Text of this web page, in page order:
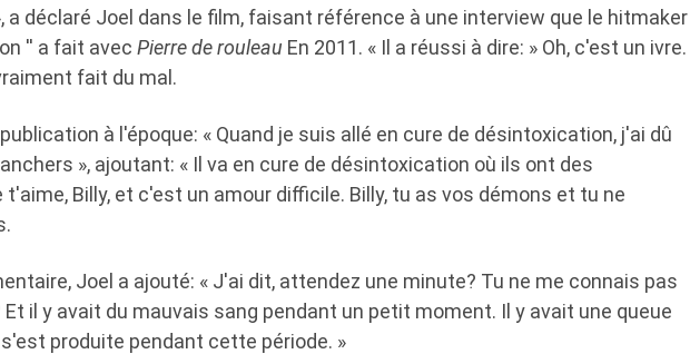
a déclaré Joel dans le film, faisant référence à une interview que le hitmaker
'' a fait avec Pierre de rouleau En 2011. « Il a réussi à dire: » Oh, c'est un ivre.
fait du mal.
à l'époque: « Quand je suis allé en cure de désintoxication, j'ai dû
», ajoutant: « Il va en cure de désintoxication où ils ont des
Billy, et c'est un amour difficile. Billy, tu as vos démons et tu ne
Joel a ajouté: « J'ai dit, attendez une minute? Tu ne me connais pas
Et il y avait du mauvais sang pendant un petit moment. Il y avait une queue
produite pendant cette période. »